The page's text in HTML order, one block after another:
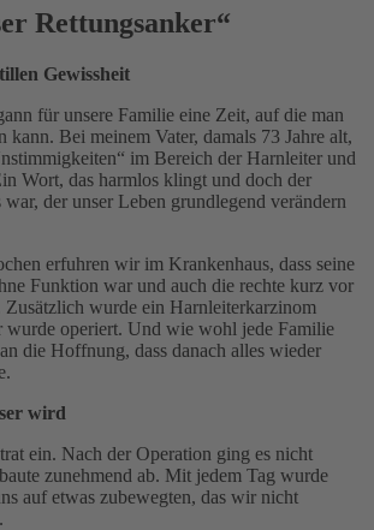
Rettungsanker“
Gewissheit
für unsere Familie eine Zeit, auf die man
kann. Bei meinem Vater, damals 73 Jahre alt,
im Bereich der Harnleiter und
Wort, das harmlos klingt und doch der
der unser Leben grundlegend verändern
erfuhren wir im Krankenhaus, dass seine
Funktion war und auch die rechte kurz vor
Zusätzlich wurde ein Harnleiterkarzinom
wurde operiert. Und wie wohl jede Familie
die Hoffnung, dass danach alles wieder
wird
ein. Nach der Operation ging es nicht
zunehmend ab. Mit jedem Tag wurde
auf etwas zubewegten, das wir nicht